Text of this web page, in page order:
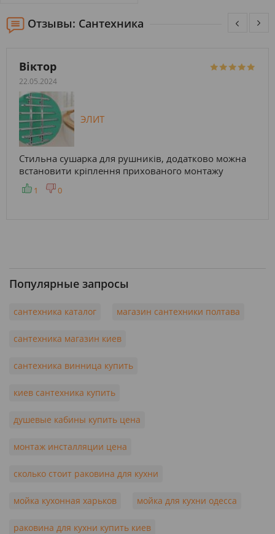
Отзывы: Сантехника
Віктор
22.05.2024
ЭЛИТ
Стильна сушарка для рушників, додатково можна
встановити кріплення прихованого монтажу
1 0
Популярные запросы
сантехника каталог магазин сантехники полтава
сантехника магазин киев
сантехника винница купить
киев сантехника купить
душевые кабины купить цена
монтаж инсталляции цена
сколько стоит раковина для кухни
мойка кухонная харьков мойка для кухни одесса
раковина для кухни купить киев